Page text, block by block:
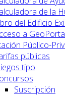
de la
del Edificio
a
Público-
públicas
tipo
Suscripción